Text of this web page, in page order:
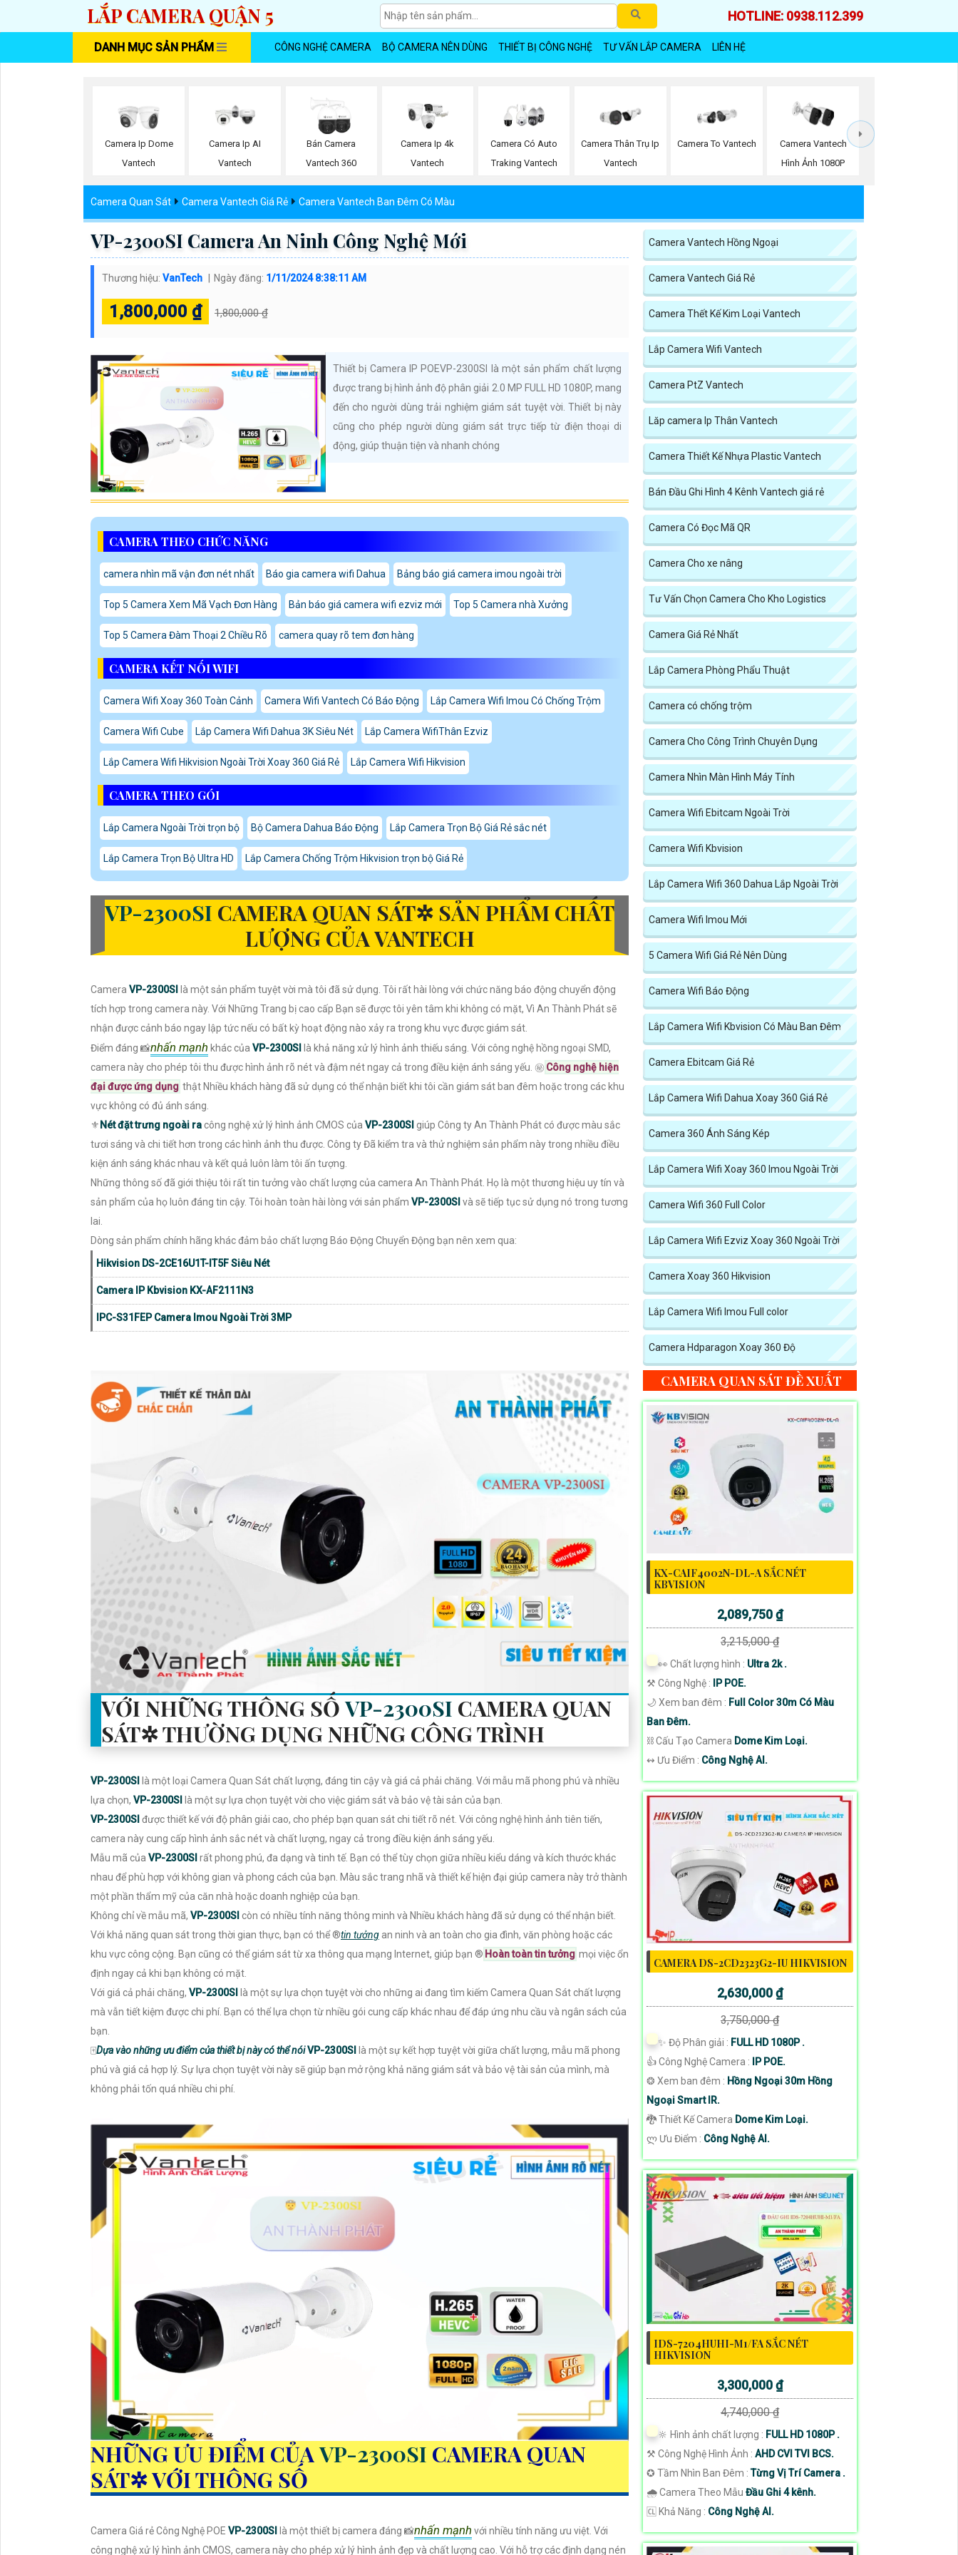
LẮP CAMERA QUẬN 5 HOTLINE: 0938.112.399
DANH MỤC SẢN PHẨM CÔNG NGHỆ CAMERA BỘ CAMERA NÊN DÙNG THIẾT BỊ CÔNG NGHỆ TƯ VẤN LẮP CAMERA LIÊN HỆ
Camera Ip Dome
Vantech
Camera Ip AI
Vantech
Bán Camera
Vantech 360
Camera Ip 4k
Vantech
Camera Có Auto
Traking Vantech
Camera Thân Trụ Ip
Vantech
Camera To Vantech
Camera Vantech
Hình Ảnh 1080P
Camera Quan Sát Camera Vantech Giá Rẻ Camera Vantech Ban Đêm Có Màu
VP-2300SI Camera An Ninh Công Nghệ Mới
Thương hiệu: VanTech Ngày đăng: 1/11/2024 8:38:11 AM
1,800,000 ₫ 1,800,000 ₫
Thiết bị Camera IP POEVP-2300SI là một sản phẩm chất lượng
được trang bị hình ảnh độ phân giải 2.0 MP FULL HD 1080P, mang
đến cho người dùng trải nghiệm giám sát tuyệt vời. Thiết bị này
cũng cho phép người dùng giám sát trực tiếp từ điện thoại di
động, giúp thuận tiện và nhanh chóng
CAMERA THEO CHỨC NĂNG
camera nhìn mã vận đơn nét nhất Báo gia camera wifi Dahua Bảng báo giá camera imou ngoài trời
Top 5 Camera Xem Mã Vạch Đơn Hàng Bản báo giá camera wifi ezviz mới Top 5 Camera nhà Xưởng
Top 5 Camera Đàm Thoại 2 Chiều Rõ camera quay rõ tem đơn hàng
CAMERA KẾT NỐI WIFI
Camera Wifi Xoay 360 Toàn Cảnh Camera Wifi Vantech Có Báo Động Lắp Camera Wifi Imou Có Chống Trộm
Camera Wifi Cube Lắp Camera Wifi Dahua 3K Siêu Nét Lắp Camera WifiThân Ezviz
Lắp Camera Wifi Hikvision Ngoài Trời Xoay 360 Giá Rẻ Lắp Camera Wifi Hikvision
CAMERA THEO GÓI
Lắp Camera Ngoài Trời trọn bộ Bộ Camera Dahua Báo Động Lắp Camera Trọn Bộ Giá Rẻ sắc nét
Lắp Camera Trọn Bộ Ultra HD Lắp Camera Chống Trộm Hikvision trọn bộ Giá Rẻ
VP-2300SI CAMERA QUAN SÁT✲ SẢN PHẨM CHẤT
LƯỢNG CỦA VANTECH
Camera VP-2300SI
là một sản phẩm tuyệt vời mà tôi đã sử dụng. Tôi rất hài lòng với chức năng báo động chuyển động
tích hợp trong camera này. Với Những Trang bị cao cấp Bạn sẽ được tôi yên tâm khi không có mặt, Vì An Thành Phát sẽ
nhận được cảnh báo ngay lập tức nếu có bất kỳ hoạt động nào xảy ra trong khu vực được giám sát.
Điểm đáng 📸nhấn mạnh khác của VP-2300SI
là khả năng xử lý hình ảnh thiếu sáng. Với công nghệ hồng ngoại SMD,
camera này cho phép tôi thu được hình ảnh rõ nét và đậm nét ngay cả trong điều kiện ánh sáng yếu. ㊙️ Công nghệ hiện
đại được ứng dụng thật Nhiều khách hàng đã sử dụng có thể nhận biết khi tôi cần giám sát ban đêm hoặc trong các khu
vực không có đủ ánh sáng.
⚜️ Nét đặt trưng ngoài racông nghệ xử lý hình ảnh CMOS của VP-2300SI giúp Công ty An Thành Phát có được màu sắc
tươi sáng và chi tiết hơn trong các hình ảnh thu được. Công ty Đã kiểm tra và thử nghiệm sản phẩm này trong nhiều điều
kiện ánh sáng khác nhau và kết quả luôn làm tôi ấn tượng.
Những thông số đã giới thiệu tôi rất tin tưởng vào chất lượng của camera An Thành Phát. Họ là một thương hiệu uy tín và
sản phẩm của họ luôn đáng tin cậy. Tôi hoàn toàn hài lòng với sản phẩm VP-2300SI và sẽ tiếp tục sử dụng nó trong tương
lai.
Dòng sản phẩm chính hãng khác đảm bảo chất lượng Báo Động Chuyển Động bạn nên xem qua:
Hikvision DS-2CE16U1T-IT5F Siêu Nét
Camera IP Kbvision KX-AF2111N3
IPC-S31FEP Camera Imou Ngoài Trời 3MP
VỚI NHỮNG THÔNG SỐVP-2300SI CAMERA QUAN
SÁT✲ THƯỜNG DỤNG NHỮNG CÔNG TRÌNH
VP-2300SI
là một loại Camera Quan Sát chất lượng, đáng tin cậy và giá cả phải chăng. Với mẫu mã phong phú và nhiều
lựa chọn, VP-2300SI
là một sự lựa chọn tuyệt vời cho việc giám sát và bảo vệ tài sản của bạn.
VP-2300SI được thiết kế với độ phân giải cao, cho phép bạn quan sát chi tiết rõ nét. Với công nghệ hình ảnh tiên tiến,
camera này cung cấp hình ảnh sắc nét và chất lượng, ngay cả trong điều kiện ánh sáng yếu.
Mẫu mã của VP-2300SI rất phong phú, đa dạng và tinh tế. Bạn có thể tùy chọn giữa nhiều kiểu dáng và kích thước khác
nhau để phù hợp với không gian và phong cách của bạn. Màu sắc trang nhã và thiết kế hiện đại giúp camera này trở thành
một phần thẩm mỹ của căn nhà hoặc doanh nghiệp của bạn.
Không chỉ về mẫu mã, VP-2300SI còn có nhiều tính năng thông minh và Nhiều khách hàng đã sử dụng có thể nhận biết.
Với khả năng quan sát trong thời gian thực, bạn có thể ®️tin tưởng an ninh và an toàn cho gia đình, văn phòng hoặc các
khu vực công cộng. Bạn cũng có thể giám sát từ xa thông qua mạng Internet, giúp bạn ®️ Hoàn toàn tin tưởng mọi việc ổn
định ngay cả khi bạn không có mặt.
Với giá cả phải chăng, VP-2300SI
là một sự lựa chọn tuyệt vời cho những ai đang tìm kiếm Camera Quan Sát chất lượng
mà vẫn tiết kiệm được chi phí. Bạn có thể lựa chọn từ nhiều gói cung cấp khác nhau để đáp ứng nhu cầu và ngân sách của
bạn.
🀄Dựa vào những ưu điểm của thiết bị này có thể nóiVP-2300SI
là một sự kết hợp tuyệt vời giữa chất lượng, mẫu mã phong
phú và giá cả hợp lý. Sự lựa chọn tuyệt vời này sẽ giúp bạn mở rộng khả năng giám sát và bảo vệ tài sản của mình, mà
không phải tốn quá nhiều chi phí.
NHỮNG ƯU ĐIỂM CỦAVP-2300SI CAMERA QUAN
SÁT✲ VỚI THÔNG SỐ
Camera Giá rẻ Công Nghệ POE VP-2300SI là một thiết bị camera đáng 📸nhấn mạnh với nhiều tính năng ưu việt. Với
công nghệ xử lý hình ảnh CMOS, camera này cho phép xử lý hình ảnh đẹp và chất lượng cao. Với hỗ trợ các định dạng nén
Camera Vantech Hồng Ngoại
Camera Vantech Giá Rẻ
Camera Thết Kế Kim Loại Vantech
Lắp Camera Wifi Vantech
Camera PtZ Vantech
Lăp camera Ip Thân Vantech
Camera Thiết Kế Nhựa Plastic Vantech
Bán Đầu Ghi Hình 4 Kênh Vantech giá rẻ
Camera Có Đọc Mã QR
Camera Cho xe nâng
Tư Vấn Chọn Camera Cho Kho Logistics
Camera Giá Rẻ Nhất
Lắp Camera Phòng Phẩu Thuật
Camera có chống trộm
Camera Cho Công Trình Chuyên Dụng
Camera Nhìn Màn Hình Máy Tính
Camera Wifi Ebitcam Ngoài Trời
Camera Wifi Kbvision
Lắp Camera Wifi 360 Dahua Lắp Ngoài Trời
Camera Wifi Imou Mới
5 Camera Wifi Giá Rẻ Nên Dùng
Camera Wifi Báo Động
Lắp Camera Wifi Kbvision Có Màu Ban Đêm
Camera Ebitcam Giá Rẻ
Lắp Camera Wifi Dahua Xoay 360 Giá Rẻ
Camera 360 Ánh Sáng Kép
Lắp Camera Wifi Xoay 360 Imou Ngoài Trời
Camera Wifi 360 Full Color
Lắp Camera Wifi Ezviz Xoay 360 Ngoài Trời
Camera Xoay 360 Hikvision
Lắp Camera Wifi Imou Full color
Camera Hdparagon Xoay 360 Độ
CAMERA QUAN SÁT ĐỀ XUẤT
KX-CAIF4002N-DL-A SẮC NÉT
KBVISION
2,089,750 ₫
3,215,000 ₫
️👀 Chất lượng hình : Ultra 2k .
⚒ Công Nghệ :
IP POE.
🌙 Xem ban đêm : Full Color 30m Có Màu
Ban Đêm.
⛓ Cấu Tạo Camera Dome Kim Loại.
️↭ Ưu Điểm : Công Nghệ AI.
CAMERA DS-2CD2323G2-IU HIKVISION
2,630,000 ₫
3,750,000 ₫
✨ Độ Phân giải : FULL HD 1080P .
👍 Công Nghệ Camera :
IP POE.
❂ Xem ban đêm : Hồng Ngoại 30m Hồng
Ngoại Smart IR.
🐉️ Thiết Kế Camera Dome Kim Loại.
️ლ Ưu Điểm : Công Nghệ AI.
IDS-7204HUHI-M1/FA SẮC NÉT
HIKVISION
3,300,000 ₫
4,740,000 ₫
🔆 Hình ảnh chất lượng : FULL HD 1080P .
⚒ Công Nghệ Hình Ảnh : AHD CVI TVI BCS.
✪ Tầm Nhìn Ban Đêm :Từng Vị Trí Camera .
🌧️ Camera Theo Mẫu Đầu Ghi 4 kênh.
️🆑 Khả Năng : Công Nghệ AI.